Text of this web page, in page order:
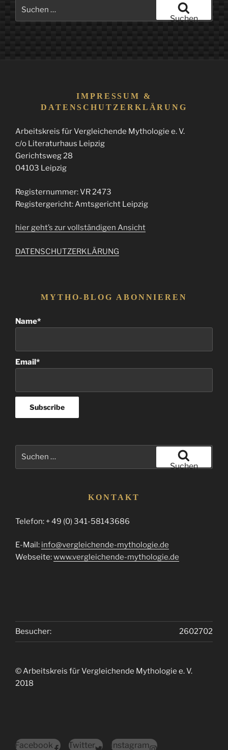
nach:
Suchen
IMPRESSUM &
DATENSCHUTZERKLÄRUNG
Arbeitskreis für Vergleichende Mythologie e. V.
c/o Literaturhaus Leipzig
Gerichtsweg 28
04103 Leipzig
Registernummer: VR 2473
Registergericht: Amtsgericht Leipzig
hier geht’s zur vollständigen Ansicht
DATENSCHUTZERKLÄRUNG
MYTHO-BLOG ABONNIEREN
Name*
Email*
Suchen
KONTAKT
Telefon: + 49 (0) 341-58143686
E-Mail: info@vergleichende-mythologie.de
Webseite:www.vergleichende-mythologie.de
2602702
Besucher:
© Arbeitskreis für Vergleichende Mythologie e. V.
2018
Facebook Twitter Instagram